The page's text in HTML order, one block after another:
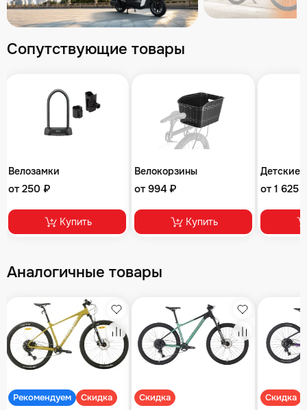
Сопутствующие товары
Велозамки
от 250 ₽
Купить
Велокорзины
от 994 ₽
Купить
Детские
от 1 625
Аналогичные товары
Рекомендуем Скидка
Избранное
Сравнение
Скидка
Избранное
Сравнение
Скидка